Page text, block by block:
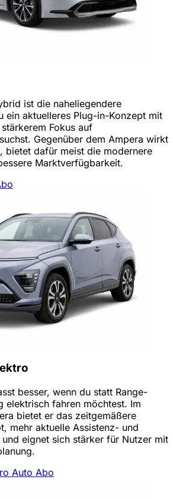
ist die naheliegendere
ein aktuelleres Plug-in-Konzept mit
Fokus auf
Gegenüber dem Ampera wirkt
bietet dafür meist die modernere
Marktverfügbarkeit.
besser, wenn du statt Range-
elektrisch fahren möchtest. Im
bietet er das zeitgemäßere
mehr aktuelle Assistenz- und
eignet sich stärker für Nutzer mit
Auto Abo